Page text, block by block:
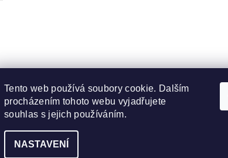
Zboží.cz Heureka.cz
Tento web používá soubory cookie. Dalším
procházením tohoto webu vyjadřujete
souhlas s jejich používáním.
NASTAVENÍ